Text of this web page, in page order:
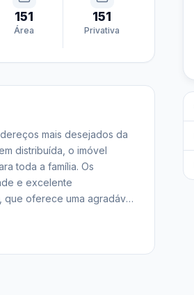
151
Área
151
Privativa
mais desejados da
distribuída, o imóvel
toda a família. Os
e excelente
que oferece uma agradável